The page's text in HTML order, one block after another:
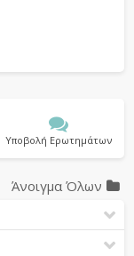
Υποβολή Ερωτημάτων
Άνοιγμα Όλων